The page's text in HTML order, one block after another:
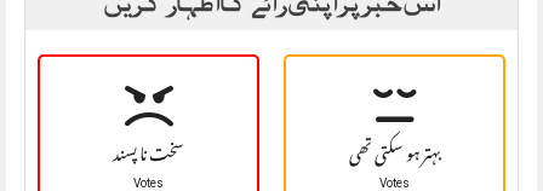
سخت نا پسند
Votes بہتر ہو سکتی تھی
Votes